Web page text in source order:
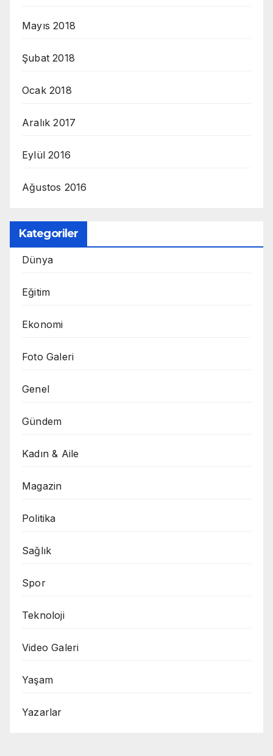
Mayıs 2018
Şubat 2018
Ocak 2018
Aralık 2017
Eylül 2016
Ağustos 2016
Kategoriler
Dünya
Eğitim
Ekonomi
Foto Galeri
Genel
Gündem
Kadın & Aile
Magazin
Politika
Sağlık
Spor
Teknoloji
Video Galeri
Yaşam
Yazarlar